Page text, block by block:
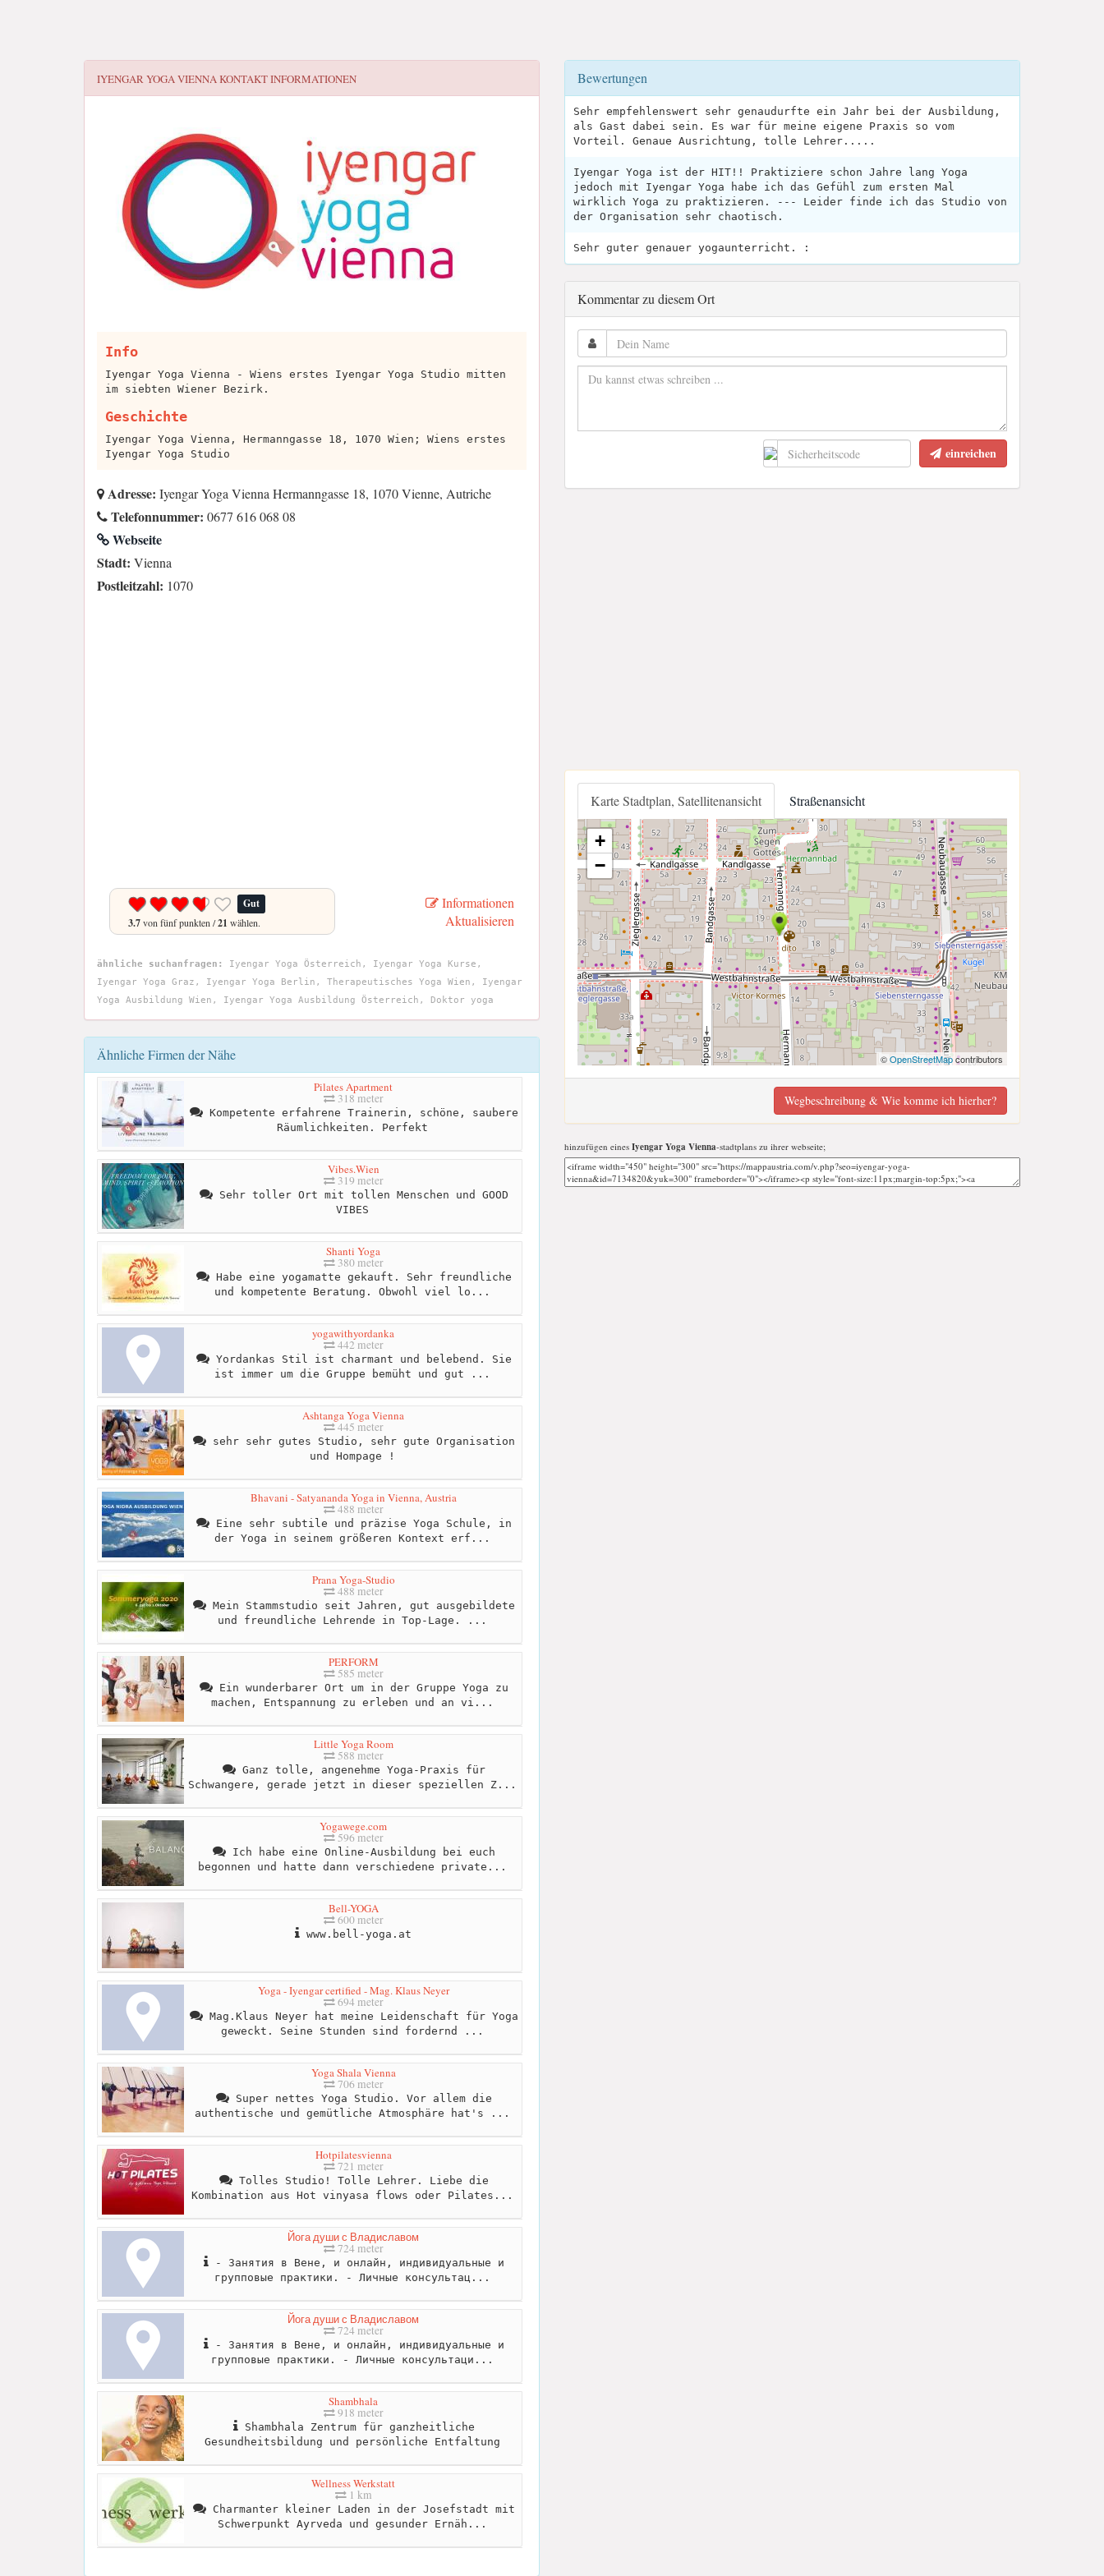
IYENGAR YOGA VIENNAKONTAKT INFORMATIONEN
Info
Iyengar Yoga Vienna - Wiens erstes Iyengar Yoga Studio mitten
im siebten Wiener Bezirk.
Geschichte
Iyengar Yoga Vienna, Hermanngasse 18, 1070 Wien; Wiens erstes
Iyengar Yoga Studio
Adresse: Iyengar Yoga Vienna Hermanngasse 18, 1070 Vienne, Autriche
Telefonnummer: 0677 616 068 08
Webseite
Stadt: Vienna
Postleitzahl: 1070
Gut
3.7von fünf punkten /21 wählen.
Informationen
Aktualisieren
ähnliche suchanfragen:
Iyengar Yoga Österreich, Iyengar Yoga Kurse,
Iyengar Yoga Graz, Iyengar Yoga Berlin, Therapeutisches Yoga Wien, Iyengar
Yoga Ausbildung Wien, Iyengar Yoga Ausbildung Österreich, Doktor yoga
Ähnliche Firmen der Nähe
Pilates Apartment
318 meter
Kompetente erfahrene Trainerin, schöne, saubere
Räumlichkeiten. Perfekt
Vibes.Wien
319 meter
Sehr toller Ort mit tollen Menschen und GOOD
VIBES
Shanti Yoga
380 meter
Habe eine yogamatte gekauft. Sehr freundliche
und kompetente Beratung. Obwohl viel lo...
yogawithyordanka
442 meter
Yordankas Stil ist charmant und belebend. Sie
ist immer um die Gruppe bemüht und gut ...
Ashtanga Yoga Vienna
445 meter
sehr sehr gutes Studio, sehr gute Organisation
und Hompage !
Bhavani - Satyananda Yoga in Vienna, Austria
488 meter
Eine sehr subtile und präzise Yoga Schule, in
der Yoga in seinem größeren Kontext erf...
Prana Yoga-Studio
488 meter
Mein Stammstudio seit Jahren, gut ausgebildete
und freundliche Lehrende in Top-Lage. ...
PERFORM
585 meter
Ein wunderbarer Ort um in der Gruppe Yoga zu
machen, Entspannung zu erleben und an vi...
Little Yoga Room
588 meter
Ganz tolle, angenehme Yoga-Praxis für
Schwangere, gerade jetzt in dieser speziellen Z...
Yogawege.com
596 meter
Ich habe eine Online-Ausbildung bei euch
begonnen und hatte dann verschiedene private...
Bell-YOGA
600 meter
www.bell-yoga.at
Yoga - Iyengar certified - Mag. Klaus Neyer
694 meter
Mag.Klaus Neyer hat meine Leidenschaft für Yoga
geweckt. Seine Stunden sind fordernd ...
Yoga Shala Vienna
706 meter
Super nettes Yoga Studio. Vor allem die
authentische und gemütliche Atmosphäre hat's ...
Hotpilatesvienna
721 meter
Tolles Studio! Tolle Lehrer. Liebe die
Kombination aus Hot vinyasa flows oder Pilates...
Йога души с Владиславом
724 meter
- Занятия в Вене, и онлайн, индивидуальные и
групповые практики. - Личные консультац...
Йога души с Владиславом
724 meter
- Занятия в Вене, и онлайн, индивидуальные и
групповые практики. - Личные консультаци...
Shambhala
918 meter
Shambhala Zentrum für ganzheitliche
Gesundheitsbildung und persönliche Entfaltung
Wellness Werkstatt
1 km
Charmanter kleiner Laden in der Josefstadt mit
Schwerpunkt Ayrveda und gesunder Ernäh...
Bewertungen
Sehr empfehlenswert sehr genaudurfte ein Jahr bei der Ausbildung,
als Gast dabei sein. Es war für meine eigene Praxis so vom
Vorteil. Genaue Ausrichtung, tolle Lehrer.....
Iyengar Yoga ist der HIT!! Praktiziere schon Jahre lang Yoga
jedoch mit Iyengar Yoga habe ich das Gefühl zum ersten Mal
wirklich Yoga zu praktizieren. --- Leider finde ich das Studio von
der Organisation sehr chaotisch.
Sehr guter genauer yogaunterricht. :
Kommentar zu diesem Ort
einreichen
Karte Stadtplan, Satellitenansicht Straßenansicht
+
−
©OpenStreetMapcontributors
Wegbeschreibung & Wie komme ich hierher?
hinzufügen eines Iyengar Yoga Vienna-stadtplans zu ihrer webseite;